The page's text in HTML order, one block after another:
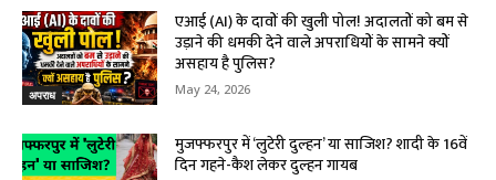
अपराध
एआई (AI) के दावों की खुली पोल! अदालतों को बम से
उड़ाने की धमकी देने वाले अपराधियों के सामने क्यों
असहाय है पुलिस?
May 24, 2026
मुजफ्फरपुर में ‘लुटेरी दुल्हन’ या साजिश? शादी के 16वें
दिन गहने-कैश लेकर दुल्हन गायब